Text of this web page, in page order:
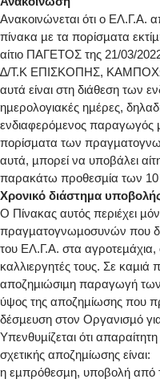
Ανακοινώνεται ότι ο ΕΛ.Γ.Α.
πίνακα µε τα πορίσµατα
αίτιο ΠΑΓΕΤΟΣ της 21/03/
∆/Τ.Κ ΕΠΙΣΚΟΠΗΣ,
αυτά είναι στη διάθεση των
ηµερολογιακές ηµέρες,
ενδιαφερόµενος παραγωγός
πορίσµατα των
αυτά, µπορεί να υποβάλει
παρακάτω προθεσµία των
Χρονικό διάστηµα
Ο Πίνακας αυτός περιέχει
πραγµατογνωµοσυνών που
του ΕΛ.Γ.Α. στα
καλλιεργητές τους. Σε καµιά
αποζηµιώσιµη παραγωγή
ύψος της αποζηµίωσης που
δέσµευση στον Οργανισµό
Υπενθυµίζεται ότι
σχετικής αποζηµίωσης είναι:
η εµπρόθεσµη, υποβολή